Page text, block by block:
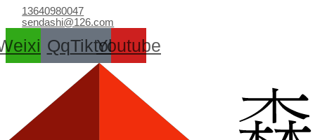
容
13640980047
sendashi@126.com
QqTiktokYoutube